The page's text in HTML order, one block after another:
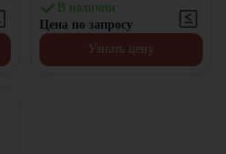
В наличии
Цена по запросу
Узнать цену